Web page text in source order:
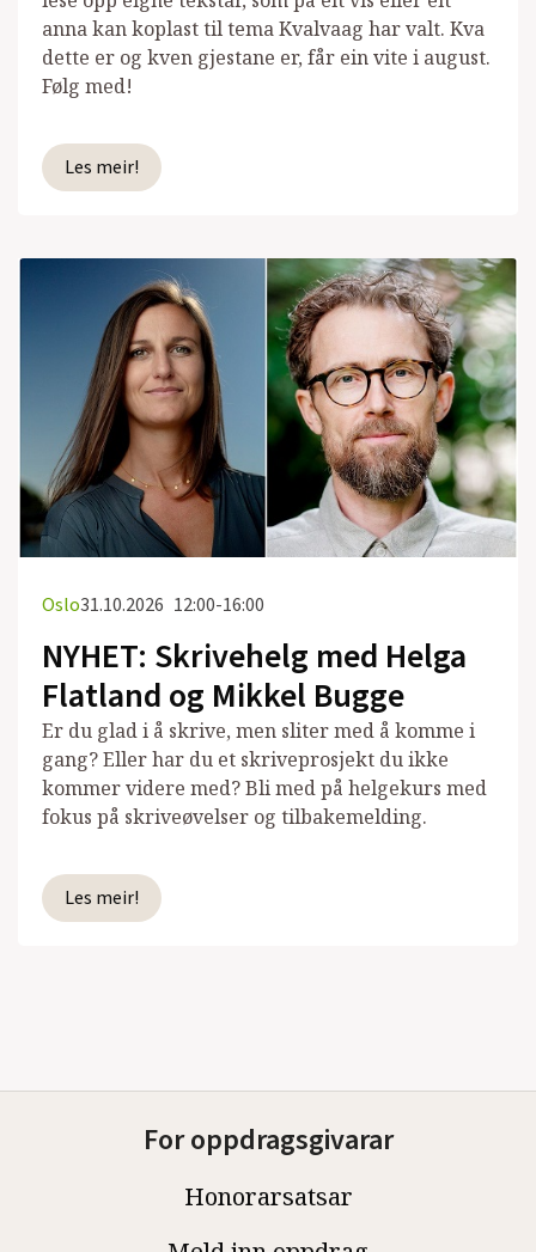
anna kan koplast til tema Kvalvaag har valt. Kva
dette er og kven gjestane er, får ein vite i august.
Følg med!
Les meir!
Oslo31.10.2026 12:00-16:00
NYHET: Skrivehelg med Helga
Flatland og Mikkel Bugge
Er du glad i å skrive, men sliter med å komme i
gang? Eller har du et skriveprosjekt du ikke
kommer videre med? Bli med på helgekurs med
fokus på skriveøvelser og tilbakemelding.
Les meir!
For oppdragsgivarar
Honorarsatsar